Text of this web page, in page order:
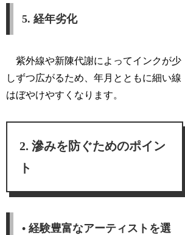
5. 経年劣化
紫外線や新陳代謝によってインクが少
しずつ広がるため、年月とともに細い線
はぼやけやすくなります。
滲みを防ぐためのポイン
ト
• 経験豊富なアーティストを選